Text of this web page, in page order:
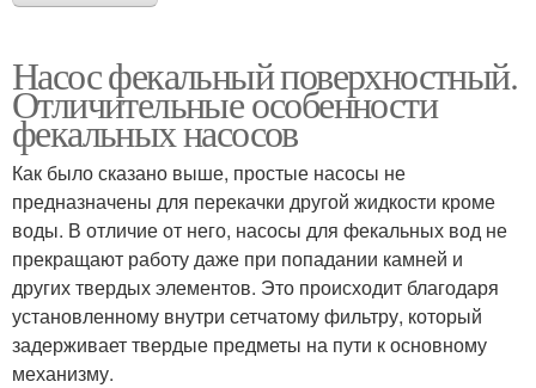
Насос фекальный поверхностный.
Отличительные особенности
фекальных насосов
Как было сказано выше, простые насосы не
предназначены для перекачки другой жидкости кроме
воды. В отличие от него, насосы для фекальных вод не
прекращают работу даже при попадании камней и
других твердых элементов. Это происходит благодаря
установленному внутри сетчатому фильтру, который
задерживает твердые предметы на пути к основному
механизму.